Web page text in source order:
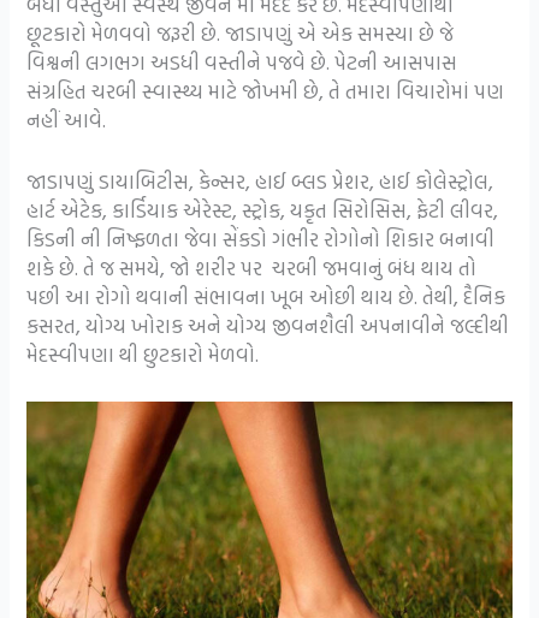
છૂટકારો મેળવવો જરૂરી છે. જાડાપણું એ એક સમસ્યા છે જે
વિશ્વની લગભગ અડધી વસ્તીને પજવે છે. પેટની આસપાસ
સંગ્રહિત ચરબી સ્વાસ્થ્ય માટે જોખમી છે, તે તમારા વિચારોમાં પણ
નહીં આવે.
જાડાપણું ડાયાબિટીસ, કેન્સર, હાઈ બ્લડ પ્રેશર, હાઈ કોલેસ્ટ્રોલ,
હાર્ટ એટેક, કાર્ડિયાક એરેસ્ટ, સ્ટ્રોક, યકૃત સિરોસિસ, ફેટી લીવર,
કિડની ની નિષ્ફળતા જેવા સેંકડો ગંભીર રોગોનો શિકાર બનાવી
શકે છે. તે જ સમયે, જો શરીર પર ચરબી જમવાનું બંધ થાય તો
પછી આ રોગો થવાની સંભાવના ખૂબ ઓછી થાય છે. તેથી, દૈનિક
કસરત, યોગ્ય ખોરાક અને યોગ્ય જીવનશૈલી અપનાવીને જલ્દીથી
મેદસ્વીપણા થી છુટકારો મેળવો.